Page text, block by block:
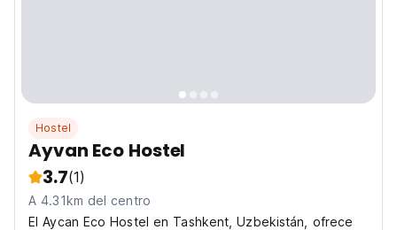
Hostel
Ayvan Eco Hostel
3.7(1)
A 4.31km del centro
El Aycan Eco Hostel en Tashkent, Uzbekistán, ofrece